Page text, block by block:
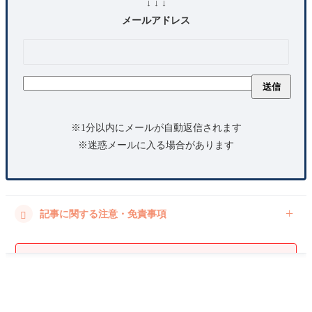
↓ ↓ ↓
メールアドレス
※1分以内にメールが自動返信されます
※迷惑メールに入る場合があります
 記事に関する注意・免責事項